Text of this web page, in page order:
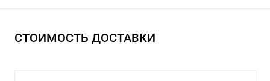
СТОИМОСТЬ ДОСТАВКИ